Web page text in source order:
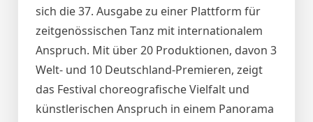
sich die 37. Ausgabe zu einer Plattform für
zeitgenössischen Tanz mit internationalem
Anspruch. Mit über 20 Produktionen, davon 3
Welt‑ und 10 Deutschland‑Premieren, zeigt
das Festival choreografische Vielfalt und
künstlerischen Anspruch in einem Panorama